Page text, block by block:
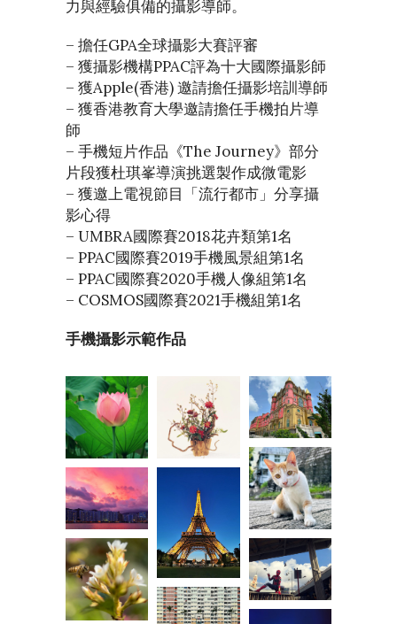
力與經驗俱備的攝影導師。
– 擔任GPA全球攝影大賽評審
– 獲攝影機構PPAC評為十大國際攝影師
– 獲Apple(香港) 邀請擔任攝影培訓導師
– 獲香港教育大學邀請擔任手機拍片導
師
– 手機短片作品《The Journey》部分
片段獲杜琪峯導演挑選製作成微電影
– 獲邀上電視節目「流行都市」分享攝
影心得
– UMBRA國際賽2018花卉類第1名
– PPAC國際賽2019手機風景組第1名
– PPAC國際賽2020手機人像組第1名
– COSMOS國際賽2021手機組第1名
手機攝影示範作品